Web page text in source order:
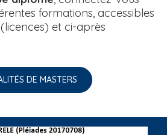
formations, accessibles
et ci-après
DE MASTERS